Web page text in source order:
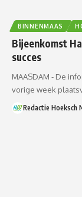
BINNENMAAS
Bijeenkomst
succes
MAASDAM - De
vorige week
Redactie Hoeksch